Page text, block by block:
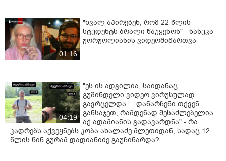
01:16
"ხვალ აპირებენ, რომ 22 წლის
სტუდენტს ბრალი წაუყენონ" - ნანუკა
ჟორჟოლიანის ვიდეომიმართვა
04:19
"ეს ის ადგილია, საიდანაც
გუშინდელი ვიდეო ვირუსულად
გავრცელდა.... დანარჩენი თქვენ
განსაჯეთ, რამდენად შესაძლებელია
აქ ადამიანის გადავარდნა" - რა
კადრებს აქვეყნებს კობა ახალაძე მლეთიდან, სადაც 12
წლის წინ გურამ დადიანიძე გაუჩინარდა?